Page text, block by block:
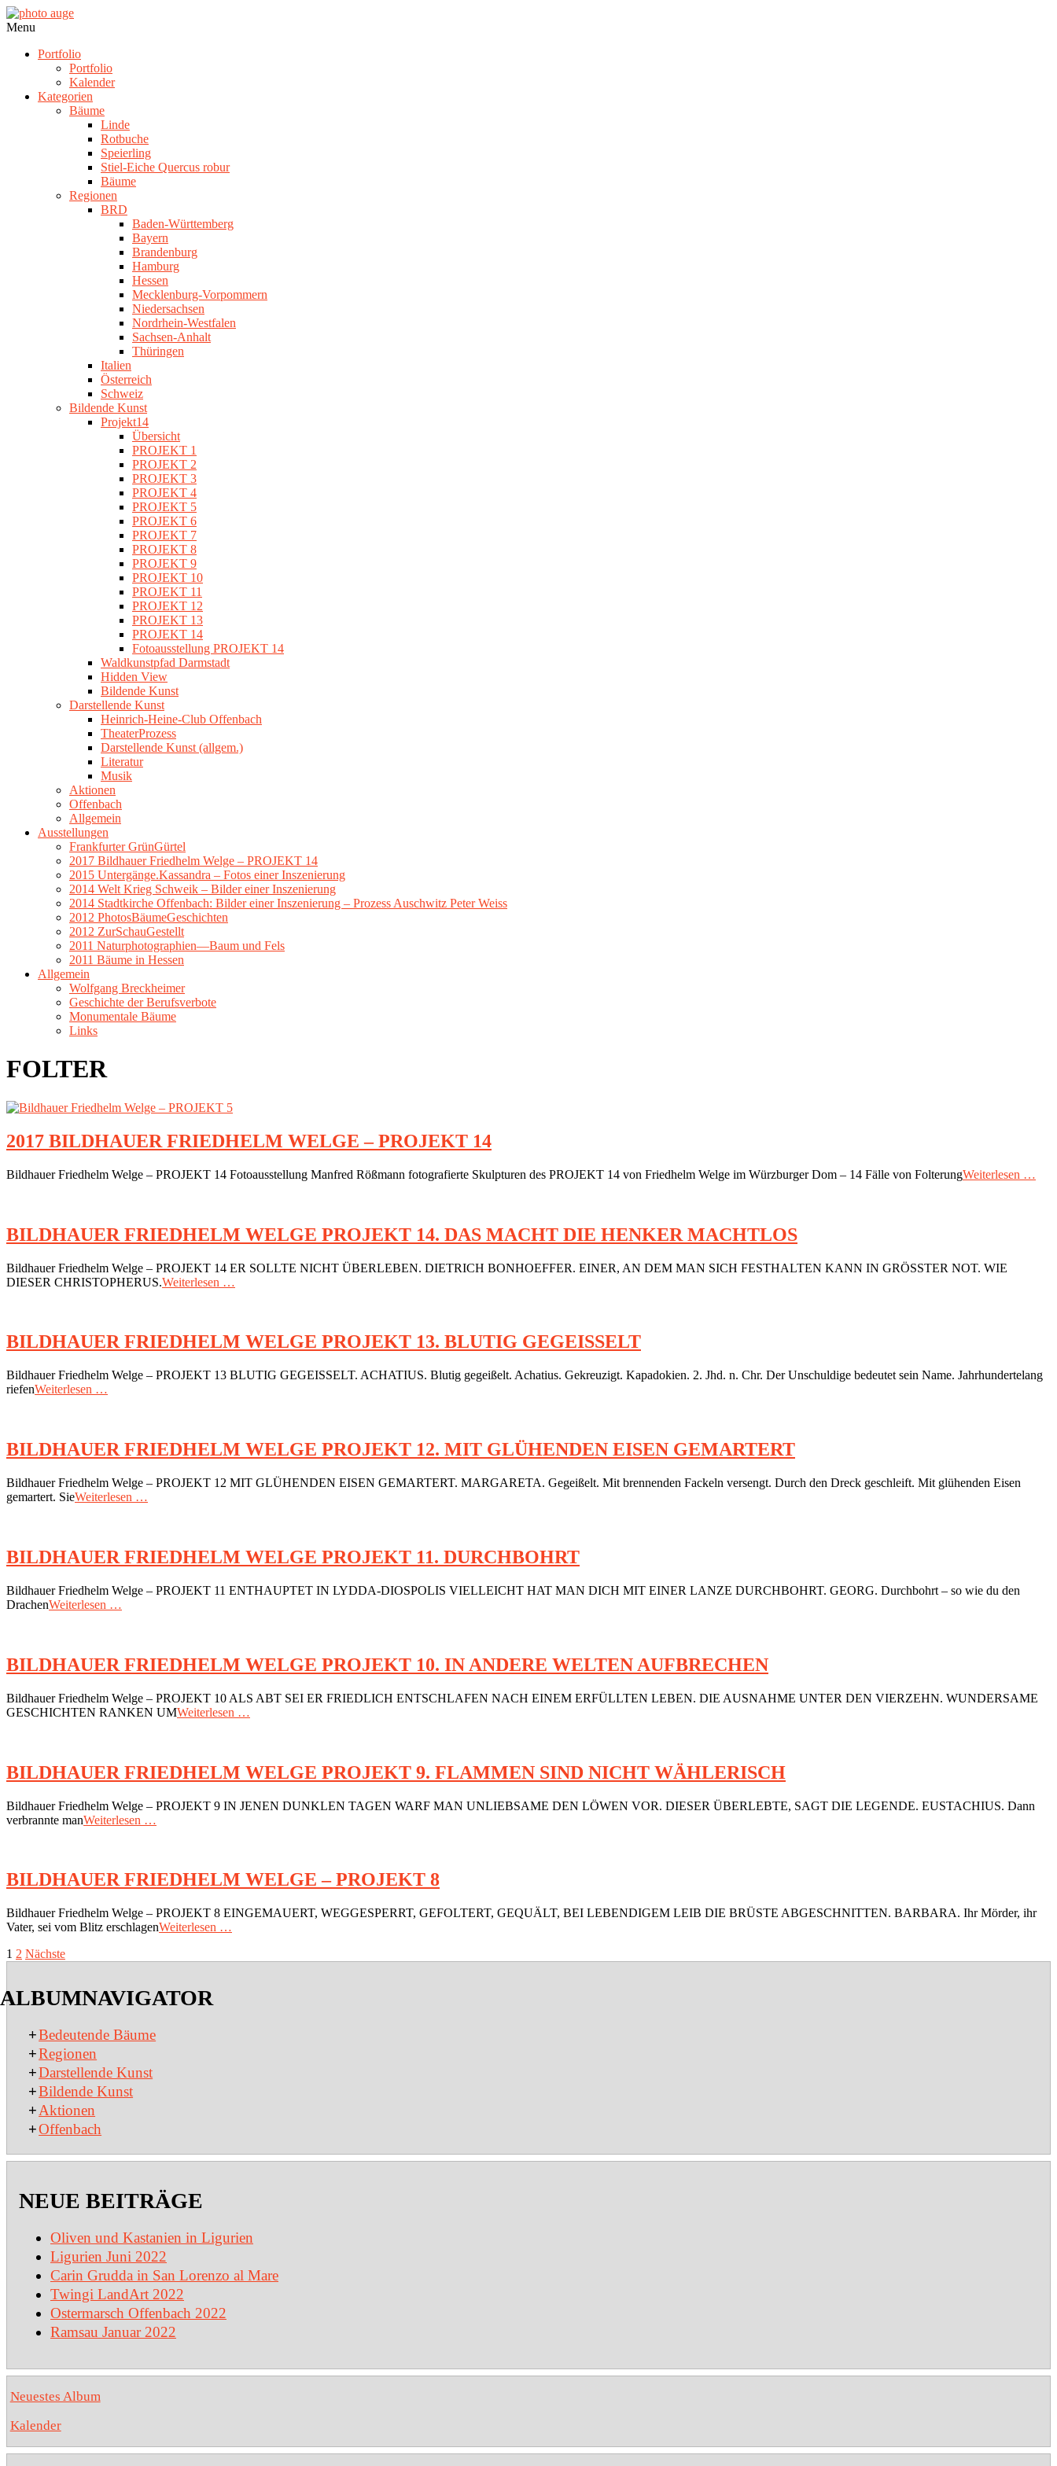
Skip
to
photo
Navigation
Menu
Portfolio
Portfolio
Kalender
Kategorien
Bäume
Linde
Rotbuche
Speierling
Stiel-Eiche Quercus robur
Bäume
Regionen
BRD
Baden-Württemberg
Bayern
Brandenburg
Hamburg
Hessen
Mecklenburg-Vorpommern
Niedersachsen
Nordrhein-Westfalen
Sachsen-Anhalt
Thüringen
Italien
Österreich
Schweiz
Bildende Kunst
Projekt14
Übersicht
PROJEKT 1
PROJEKT 2
PROJEKT 3
PROJEKT 4
PROJEKT 5
PROJEKT 6
PROJEKT 7
PROJEKT 8
PROJEKT 9
PROJEKT 10
PROJEKT 11
PROJEKT 12
PROJEKT 13
PROJEKT 14
Fotoausstellung PROJEKT 14
Waldkunstpfad Darmstadt
Hidden View
Bildende Kunst
Darstellende Kunst
Heinrich-Heine-Club Offenbach
TheaterProzess
Darstellende Kunst (allgem.)
Literatur
Musik
Aktionen
Offenbach
Allgemein
Ausstellungen
Frankfurter GrünGürtel
2017 Bildhauer Friedhelm Welge – PROJEKT 14
2015 Untergänge.Kassandra – Fotos einer Inszenierung
2014 Welt Krieg Schweik – Bilder einer Inszenierung
2014 Stadtkirche Offenbach: Bilder einer Inszenierung – Prozess Auschwitz Peter Weiss
2012 PhotosBäumeGeschichten
2012 ZurSchauGestellt
2011 Naturphotographien—Baum und Fels
2011 Bäume in Hessen
Allgemein
Wolfgang Breckheimer
Geschichte der Berufsverbote
Monumentale Bäume
Links
FOLTER
2017 BILDHAUER FRIEDHELM WELGE – PROJEKT 14
2018-
Bildhauer Friedhelm Welge – PROJEKT 14 Fotoausstellung Manfred Rößmann fotografierte Skulpturen des PROJEKT 14 von Friedhelm Welge im Würzburger Dom – 14 Fälle von FolterungWeiterlesen …
BILDHAUER FRIEDHELM WELGE PROJEKT 14. DAS MACHT DIE HENKER MACHTLOS
2018-
07-
Bildhauer Friedhelm Welge – PROJEKT 14 ER SOLLTE NICHT ÜBERLEBEN. DIETRICH BONHOEFFER. EINER, AN DEM MAN SICH FESTHALTEN KANN IN GRÖSSTER NOT. WIE
DIESER CHRISTOPHERUS.Weiterlesen …
BILDHAUER FRIEDHELM WELGE PROJEKT 13. BLUTIG GEGEISSELT
2018-
07-
Bildhauer Friedhelm Welge – PROJEKT 13 BLUTIG GEGEISSELT. ACHATIUS. Blutig gegeißelt. Achatius. Gekreuzigt. Kapadokien. 2. Jhd. n. Chr. Der Unschuldige bedeutet sein Name. Jahrhundertelang
riefenWeiterlesen …
BILDHAUER FRIEDHELM WELGE PROJEKT 12. MIT GLÜHENDEN EISEN GEMARTERT
2018-
07-
Bildhauer Friedhelm Welge – PROJEKT 12 MIT GLÜHENDEN EISEN GEMARTERT. MARGARETA. Gegeißelt. Mit brennenden Fackeln versengt. Durch den Dreck geschleift. Mit glühenden Eisen
gemartert. SieWeiterlesen …
BILDHAUER FRIEDHELM WELGE PROJEKT 11. DURCHBOHRT
2018-
07-
Bildhauer Friedhelm Welge – PROJEKT 11 ENTHAUPTET IN LYDDA-DIOSPOLIS VIELLEICHT HAT MAN DICH MIT EINER LANZE DURCHBOHRT. GEORG. Durchbohrt – so wie du den
DrachenWeiterlesen …
BILDHAUER FRIEDHELM WELGE PROJEKT 10. IN ANDERE WELTEN AUFBRECHEN
2018-
07-
Bildhauer Friedhelm Welge – PROJEKT 10 ALS ABT SEI ER FRIEDLICH ENTSCHLAFEN NACH EINEM ERFÜLLTEN LEBEN. DIE AUSNAHME UNTER DEN VIERZEHN. WUNDERSAME
GESCHICHTEN RANKEN UMWeiterlesen …
BILDHAUER FRIEDHELM WELGE PROJEKT 9. FLAMMEN SIND NICHT WÄHLERISCH
2018-
07-
Bildhauer Friedhelm Welge – PROJEKT 9 IN JENEN DUNKLEN TAGEN WARF MAN UNLIEBSAME DEN LÖWEN VOR. DIESER ÜBERLEBTE, SAGT DIE LEGENDE. EUSTACHIUS. Dann
verbrannte manWeiterlesen …
BILDHAUER FRIEDHELM WELGE – PROJEKT 8
2018-
07-
Bildhauer Friedhelm Welge – PROJEKT 8 EINGEMAUERT, WEGGESPERRT, GEFOLTERT, GEQUÄLT, BEI LEBENDIGEM LEIB DIE BRÜSTE ABGESCHNITTEN. BARBARA. Ihr Mörder, ihr
Vater, sei vom Blitz erschlagenWeiterlesen …
SEITENNUMMERIERUNG
BEITRÄGE
1 2 Nächste
ALBUMNAVIGATOR
+Bedeutende Bäume
+Regionen
+Darstellende Kunst
+Bildende Kunst
+Aktionen
+Offenbach
NEUE BEITRÄGE
Oliven und Kastanien in Ligurien
Ligurien Juni 2022
Carin Grudda in San Lorenzo al Mare
Twingi LandArt 2022
Ostermarsch Offenbach 2022
Ramsau Januar 2022
Neuestes Album
Kalender